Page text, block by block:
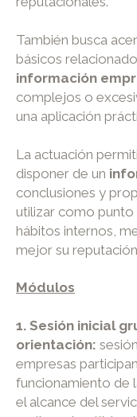
También busca
básicos
información
complejos o
una aplicación
La actuación
disponer de un
conclusiones y
utilizar como
hábitos internos,
mejor su
Módulos
1. Sesión inicial
orientación:
empresas
funcionamiento de
el alcance del